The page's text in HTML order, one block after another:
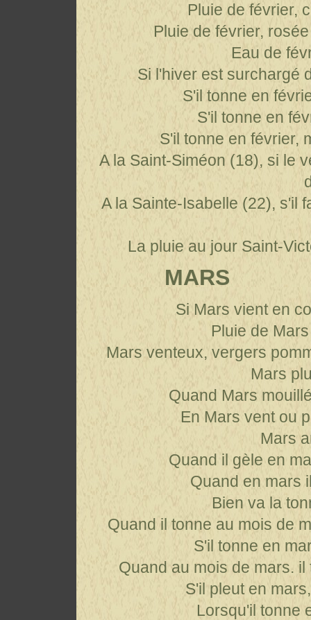
Pluie de février,
Pluie de février,
Eau de
Si l'hiver est surchargé
S'il tonne en
S'il tonne en
S'il tonne en février,
A la Saint-Siméon (18), si le
A la Sainte-Isabelle (22), s'il
La pluie au jour Saint-
MARS
Si Mars vient en
Pluie de
Mars venteux, vergers
Mars
Quand Mars
En Mars vent ou
Mars
Quand il gèle en
Quand en mars
Bien va la
Quand il tonne au mois de
S'il tonne en
Quand au mois de mars.
S'il pleut en
Lorsqu'il tonne